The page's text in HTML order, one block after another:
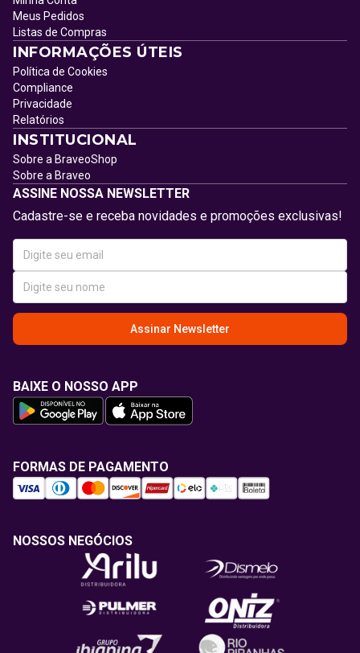
Meus Pedidos
Listas de Compras
INFORMAÇÕES ÚTEIS
Política de Cookies
Compliance
Privacidade
Relatórios
INSTITUCIONAL
Sobre a BraveoShop
Sobre a Braveo
ASSINE NOSSA NEWSLETTER
Cadastre-se e receba novidades e promoções exclusivas!
Assinar Newsletter
BAIXE O NOSSO APP
FORMAS DE PAGAMENTO
NOSSOS NEGÓCIOS